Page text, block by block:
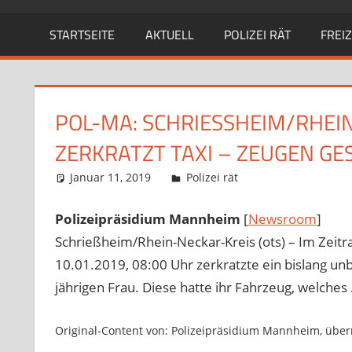
STARTSEITE AKTUELL POLIZEI RÄT
POL-MA: SCHRIESSHEIM/
ERKRATZT TAXI – ZEUGEN
Januar 11, 2019 Richard Uhl
Polizei rät
Polizeipräsidium Mannheim [Newsroom]
Schrießheim/Rhein-Neckar-Kreis (ots) – Im
10.01.2019, 08:00 Uhr zerkratzte ein bislang
jährigen Frau. Diese hatte ihr Fahrzeug, welches
Original-Content von: Polizeipräsidium Mannheim,